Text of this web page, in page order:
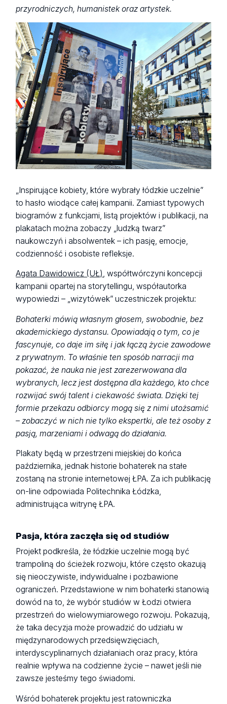
przyrodniczych, humanistek oraz artystek.
„Inspirujące kobiety, które wybrały łódzkie uczelnie”
to hasło wiodące całej kampanii. Zamiast typowych
biogramów z funkcjami, listą projektów i publikacji, na
plakatach można zobaczy „ludzką twarz”
naukowczyń i absolwentek – ich pasję, emocje,
codzienność i osobiste refleksje.
Agata Dawidowicz (UŁ), współtwórczyni koncepcji
kampanii opartej na storytellingu, współautorka
wypowiedzi – „wizytówek” uczestniczek projektu:
Bohaterki mówią własnym głosem, swobodnie, bez
akademickiego dystansu. Opowiadają o tym, co je
fascynuje, co daje im siłę i jak łączą życie zawodowe
z prywatnym. To właśnie ten sposób narracji ma
pokazać, że nauka nie jest zarezerwowana dla
wybranych, lecz jest dostępna dla każdego, kto chce
rozwijać swój talent i ciekawość świata. Dzięki tej
formie przekazu odbiorcy mogą się z nimi utożsamić
– zobaczyć w nich nie tylko ekspertki, ale też osoby z
pasją, marzeniami i odwagą do działania.
Plakaty będą w przestrzeni miejskiej do końca
października, jednak historie bohaterek na stałe
zostaną na stronie internetowej ŁPA. Za ich publikację
on-line odpowiada Politechnika Łódzka,
administrująca witrynę ŁPA.
Pasja, która zaczęła się od studiów
Projekt podkreśla, że łódzkie uczelnie mogą być
trampoliną do ścieżek rozwoju, które często okazują
się nieoczywiste, indywidualne i pozbawione
ograniczeń. Przedstawione w nim bohaterki stanowią
dowód na to, że wybór studiów w Łodzi otwiera
przestrzeń do wielowymiarowego rozwoju. Pokazują,
że taka decyzja może prowadzić do udziału w
międzynarodowych przedsięwzięciach,
interdyscyplinarnych działaniach oraz pracy, która
realnie wpływa na codzienne życie – nawet jeśli nie
zawsze jesteśmy tego świadomi.
Wśród bohaterek projektu jest ratowniczka